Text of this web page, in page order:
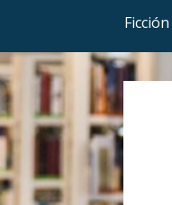
n
t
e
n
i
d
Ficción